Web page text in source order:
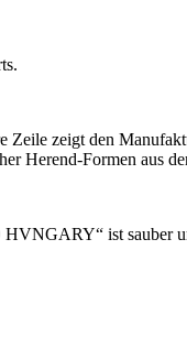
Zeile zeigt den
Herend-Formen aus
ist sauber